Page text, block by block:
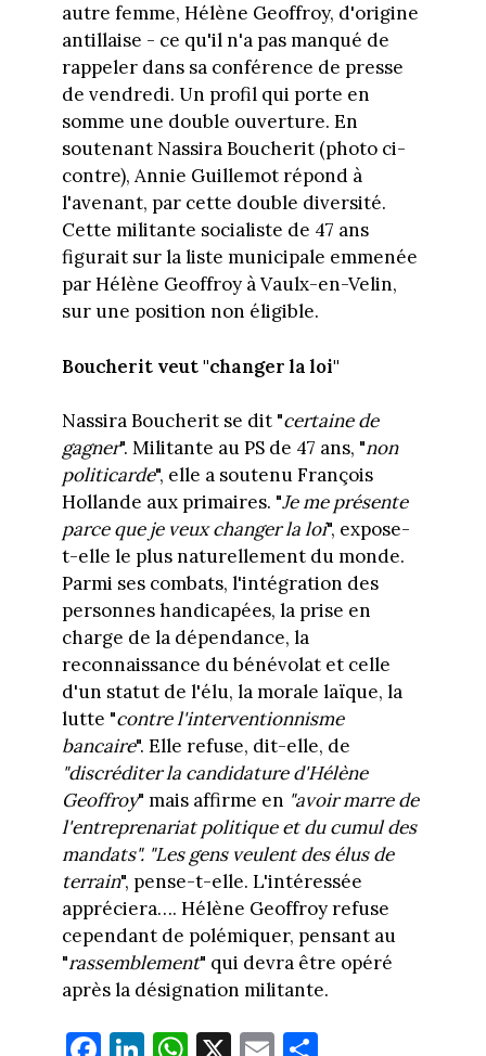
autre femme, Hélène Geoffroy, d'origine
antillaise - ce qu'il n'a pas manqué de
rappeler dans sa conférence de presse
de vendredi. Un profil qui porte en
somme une double ouverture. En
soutenant Nassira Boucherit (photo ci-
contre), Annie Guillemot répond à
l'avenant, par cette double diversité.
Cette militante socialiste de 47 ans
figurait sur la liste municipale emmenée
par Hélène Geoffroy à Vaulx-en-Velin,
sur une position non éligible.
Boucherit veut "changer la loi"
Nassira Boucherit se dit "certaine de
gagner". Militante au PS de 47 ans, "non
politicarde", elle a soutenu François
Hollande aux primaires. "Je me présente
parce que je veux changer la loi", expose-
t-elle le plus naturellement du monde.
Parmi ses combats, l'intégration des
personnes handicapées, la prise en
charge de la dépendance, la
reconnaissance du bénévolat et celle
d'un statut de l'élu, la morale laïque, la
lutte "contre l'interventionnisme
bancaire". Elle refuse, dit-elle, de
"discréditer la candidature d'Hélène
Geoffroy" mais affirme en "avoir marre de
l'entreprenariat politique et du cumul des
mandats". "Les gens veulent des élus de
terrain", pense-t-elle. L'intéressée
appréciera…. Hélène Geoffroy refuse
cependant de polémiquer, pensant au
"rassemblement" qui devra être opéré
après la désignation militante.